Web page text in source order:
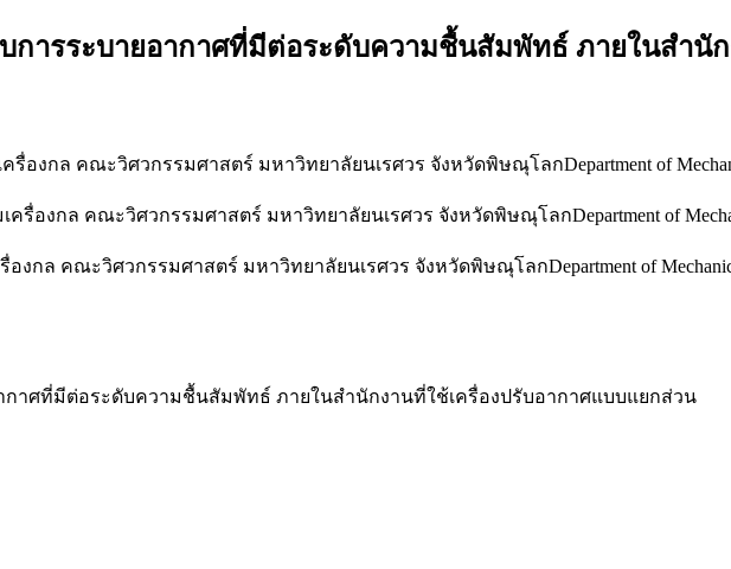
การระบายอากาศที่มีต่อระดับความชื้นสัมพัทธ์ ภายในสำนั
องกล คณะวิศวกรรมศาสตร์ มหาวิทยาลัยนเรศวร จังหวัดพิษณุโลกDepartment of
รื่องกล คณะวิศวกรรมศาสตร์ มหาวิทยาลัยนเรศวร จังหวัดพิษณุโลกDepartment of
งกล คณะวิศวกรรมศาสตร์ มหาวิทยาลัยนเรศวร จังหวัดพิษณุโลกDepartment of Mechanical
าศที่มีต่อระดับความชื้นสัมพัทธ์ ภายในสำนักงานที่ใช้เครื่องปรับอากาศแบบแยกส่วน